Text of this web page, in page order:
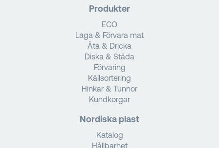
Produkter
ECO
Laga & Förvara mat
Äta & Dricka
Diska & Städa
Förvaring
Källsortering
Hinkar & Tunnor
Kundkorgar
Nordiska plast
Katalog
Hållbarhet